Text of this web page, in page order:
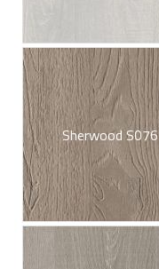
Sherwood S076